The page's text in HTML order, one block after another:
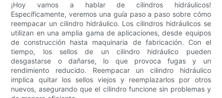
¡Hoy vamos a hablar de cilindros hidráulicos!
Específicamente, veremos una guía paso a paso sobre cómo
reempacar un cilindro hidráulico. Los cilindros hidráulicos se
utilizan en una amplia gama de aplicaciones, desde equipos
de construcción hasta maquinaria de fabricación. Con el
tiempo, los sellos de un cilindro hidráulico pueden
desgastarse o dañarse, lo que provoca fugas y un
rendimiento reducido. Reempacar un cilindro hidráulico
implica quitar los sellos viejos y reemplazarlos por otros
nuevos, asegurando que el cilindro funcione sin problemas y